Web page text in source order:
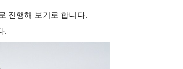
진행해 보기로 합니다.
.